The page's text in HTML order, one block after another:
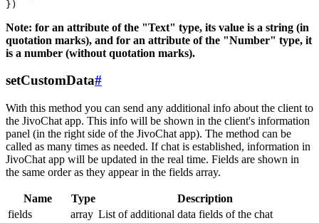
Note: for an attribute of the "Text" type, its value is a string (in
quotation marks), and for an attribute of the "Number" type, it
is a number (without quotation marks).
setCustomData#
With this method you can send any additional info about the client to
the JivoChat app. This info will be shown in the client's information
panel (in the right side of the JivoChat app). The method can be
called as many times as needed. If chat is established, information in
JivoChat app will be updated in the real time. Fields are shown in
the same order as they appear in the fields array.
Name Type
Description
fields
array List of additional data fields of the chat